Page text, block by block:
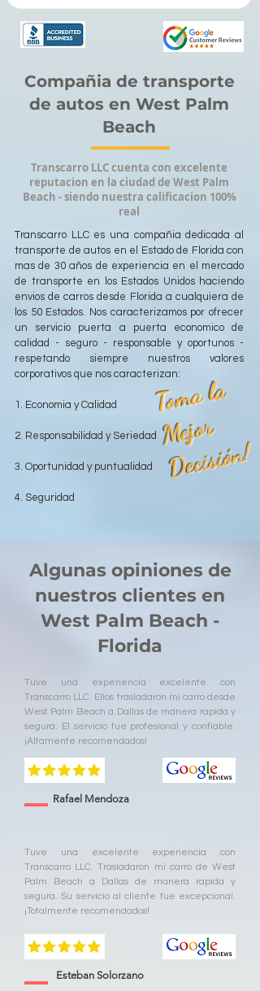
Compañia de transporte
de autos en West Palm
Beach
Transcarro LLC cuenta con excelente
reputacion en la ciudad de West Palm
Beach - siendo nuestra calificacion 100%
real
Transcarro LLC es una compañia dedicada al
transporte de autos en el Estado de Florida con
mas de 30 años de experiencia en el mercado
de transporte en los Estados Unidos haciendo
envios de carros desde Florida a cualquiera de
los 50 Estados. Nos caracterizamos por ofrecer
un servicio puerta a puerta economico de
calidad - seguro - responsable y oportunos -
respetando siempre nuestros valores
corporativos que nos caracterizan:
1. Economia y Calidad
2. Responsabilidad y Seriedad
3. Oportunidad y puntualidad
4. Seguridad
T
o
m
a l
a
M
ej
o
r
D
e
ci
si
ó
n!
Algunas opiniones de
nuestros clientes en
West Palm Beach -
Florida
Tuve una experiencia excelente con
Transcarro LLC. Ellos trasladaron mi carro desde
West Palm Beach a Dallas de manera rapida y
segura. El servicio fue profesional y confiable.
¡Altamente recomendados!
Rafael Mendoza
Tuve una excelente experiencia con
Transcarro LLC. Trasladaron mi carro de West
Palm Beach a Dallas de manera rapida y
segura. Su servicio al cliente fue excepcional.
¡Totalmente recomendados!
Esteban Solorzano